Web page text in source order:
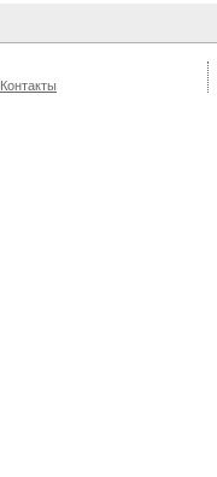
Контакты